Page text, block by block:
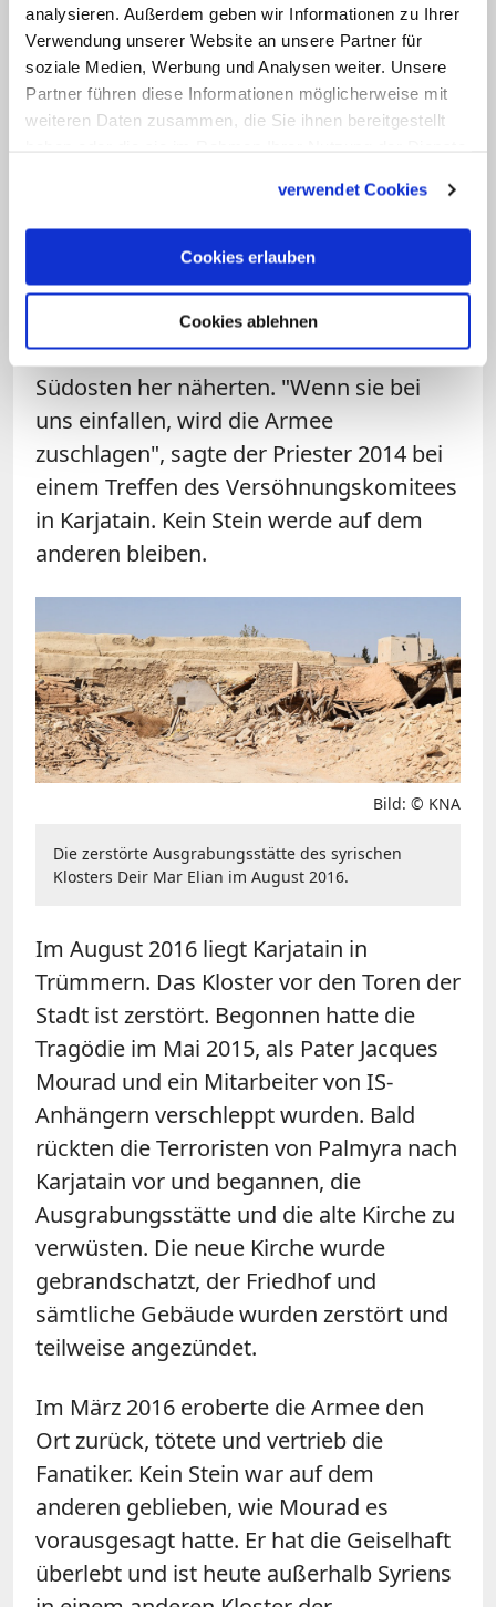
analysieren. Außerdem geben wir Informationen zu Ihrer
Verwendung unserer Website an unsere Partner für
soziale Medien, Werbung und Analysen weiter. Unsere
Partner führen diese Informationen möglicherweise mit
weiteren Daten zusammen, die Sie ihnen bereitgestellt
verwendet Cookies
Cookies erlauben
Cookies ablehnen
aus aller Welt Angst und Schrecken
verbreiteten.
Herz und Seele von Mar Elian war der
dem Großmufti von Karjatain bildete er
das Rückgrat des örtlichen
Versöhnungskomitees, das alles
unternahm, um die Stadt nicht in die
Hände der bewaffneten Gruppen fallen
zu lassen, die sich von Osten und
Südosten her näherten. "Wenn sie bei
uns einfallen, wird die Armee
zuschlagen", sagte der Priester 2014 bei
einem Treffen des Versöhnungskomitees
in Karjatain. Kein Stein werde auf dem
anderen bleiben.
Bild: © KNA
Die zerstörte Ausgrabungsstätte des syrischen
Klosters Deir Mar Elian im August 2016.
Im August 2016 liegt Karjatain in
Trümmern. Das Kloster vor den Toren der
Stadt ist zerstört. Begonnen hatte die
Tragödie im Mai 2015, als Pater Jacques
Mourad und ein Mitarbeiter von IS-
Anhängern verschleppt wurden. Bald
rückten die Terroristen von Palmyra nach
Karjatain vor und begannen, die
Ausgrabungsstätte und die alte Kirche zu
verwüsten. Die neue Kirche wurde
gebrandschatzt, der Friedhof und
sämtliche Gebäude wurden zerstört und
teilweise angezündet.
Im März 2016 eroberte die Armee den
Ort zurück, tötete und vertrieb die
Fanatiker. Kein Stein war auf dem
anderen geblieben, wie Mourad es
vorausgesagt hatte. Er hat die Geiselhaft
überlebt und ist heute außerhalb Syriens